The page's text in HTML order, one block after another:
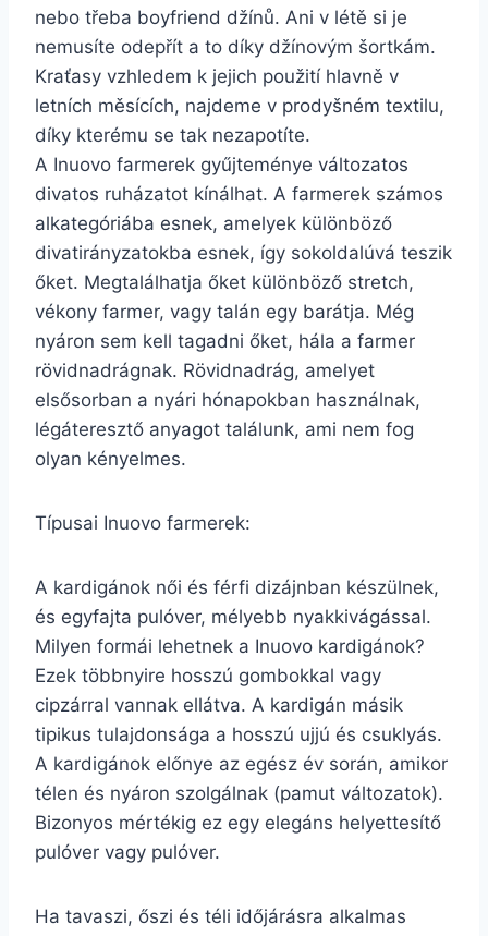
nebo třeba boyfriend džínů. Ani v létě si je
nemusíte odepřít a to díky džínovým šortkám.
Kraťasy vzhledem k jejich použití hlavně v
letních měsících, najdeme v prodyšném textilu,
díky kterému se tak nezapotíte.
A Inuovo farmerek gyűjteménye változatos
divatos ruházatot kínálhat. A farmerek számos
alkategóriába esnek, amelyek különböző
divatirányzatokba esnek, így sokoldalúvá teszik
őket. Megtalálhatja őket különböző stretch,
vékony farmer, vagy talán egy barátja. Még
nyáron sem kell tagadni őket, hála a farmer
rövidnadrágnak. Rövidnadrág, amelyet
elsősorban a nyári hónapokban használnak,
légáteresztő anyagot találunk, ami nem fog
olyan kényelmes.
Típusai Inuovo farmerek:
A kardigánok női és férfi dizájnban készülnek,
és egyfajta pulóver, mélyebb nyakkivágással.
Milyen formái lehetnek a Inuovo kardigánok?
Ezek többnyire hosszú gombokkal vagy
cipzárral vannak ellátva. A kardigán másik
tipikus tulajdonsága a hosszú ujjú és csuklyás.
A kardigánok előnye az egész év során, amikor
télen és nyáron szolgálnak (pamut változatok).
Bizonyos mértékig ez egy elegáns helyettesítő
pulóver vagy pulóver.
Ha tavaszi, őszi és téli időjárásra alkalmas